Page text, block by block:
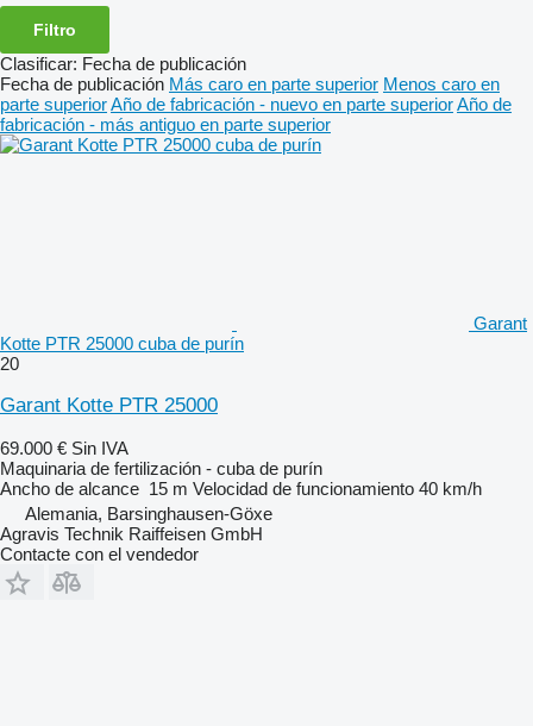
Filtro
Clasificar: Fecha de publicación
Fecha de publicación Más caro en parte superior Menos caro en
parte superiorAño de fabricación - nuevo en parte superiorAño de
fabricación - más antiguo en parte superior
Garant
Kotte PTR 25000 cuba de purín
20
Garant Kotte PTR 25000
69.000 € Sin IVA
Maquinaria de fertilización - cuba de purín
Ancho de alcance 15 m Velocidad de funcionamiento 40 km/h
Alemania, Barsinghausen-Göxe
Agravis Technik Raiffeisen GmbH
Contacte con el vendedor